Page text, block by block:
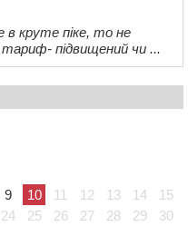
в круте піке, то не
підвищений чи ...
9 10 11 12 13 14
15
24 25 26 27 28 29
30